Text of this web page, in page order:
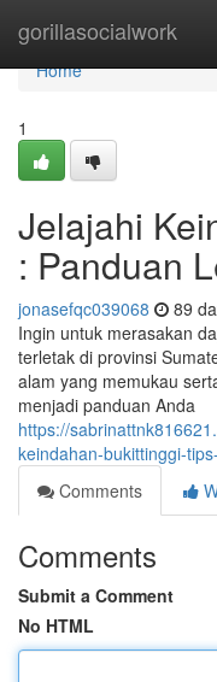
gorillasocialwork
Home
Home
1
Jelajahi
: Panduan
jonasefqc039068 89
Ingin untuk merasakan
terletak di provinsi
alam yang memukau
menjadi panduan Anda
https://
keindahan-bukittinggi-
Comments
Comments
Submit a Comment
No HTML